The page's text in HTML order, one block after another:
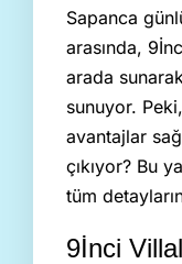
Sapanca
arasında,
arada
sunuyor.
avantajlar
çıkıyor? Bu
tüm
9İnci